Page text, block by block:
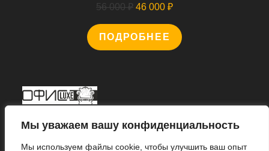
Мы уважаем вашу конфиденциальность
Мы используем файлы cookie, чтобы улучшить ваш опыт
56 000₽ Первоначальная
цена
составляла
46 000 ₽Текущая
46
ПОДРОБНЕЕ